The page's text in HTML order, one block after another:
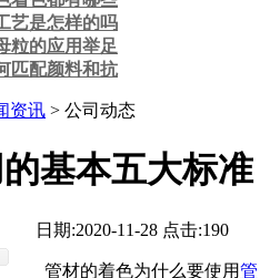
艺是怎样的吗
粒的应用举足
匹配颜料和抗
资讯 > 公司动态
基本五大标准
日期:2020-11-28 点击:190
管材的着色为什么要使用管